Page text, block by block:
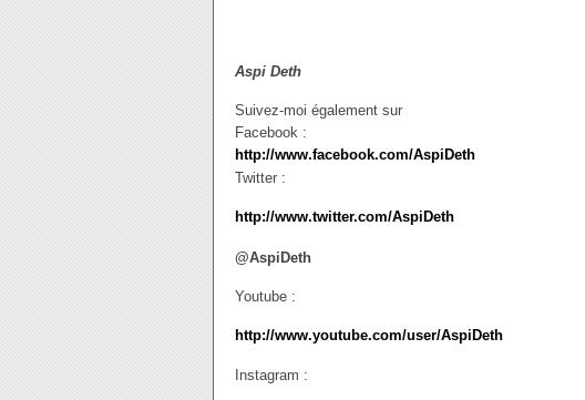
Aspi Deth
Suivez-moi également sur
Facebook :
http://www.facebook.com/AspiDeth
Twitter :
http://www.twitter.com/AspiDeth
@AspiDeth
Youtube :
http://www.youtube.com/user/AspiDeth
Instagram :